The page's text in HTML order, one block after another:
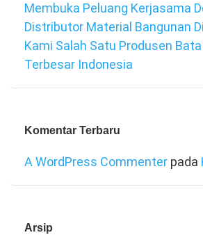
Membuka Peluang Kerjasama
Distributor Material Bangunan
Kami Salah Satu Produsen Bata
Terbesar Indonesia
Komentar Terbaru
A WordPress Commenter pada
Arsip